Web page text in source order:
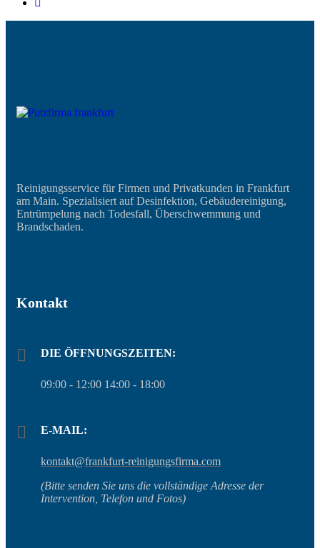
Reinigungsservice für Firmen und Privatkunden in Frankfurt
am Main. Spezialisiert auf Desinfektion, Gebäudereinigung,
Entrümpelung nach Todesfall, Überschwemmung und
Brandschaden.
Kontakt
DIE ÖFFNUNGSZEITEN:
09:00 - 12:00 14:00 - 18:00
E-MAIL:
kontakt@frankfurt-reinigungsfirma.com
(Bitte senden Sie uns die vollständige Adresse der
Intervention, Telefon und Fotos)